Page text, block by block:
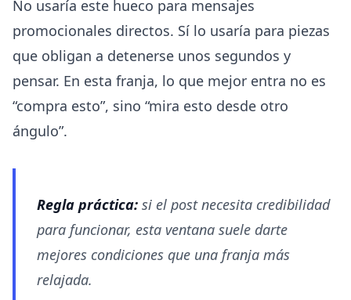
No usaría este hueco para mensajes
promocionales directos. Sí lo usaría para piezas
que obligan a detenerse unos segundos y
pensar. En esta franja, lo que mejor entra no es
“compra esto”, sino “mira esto desde otro
ángulo”.
Regla práctica: si el post necesita credibilidad
para funcionar, esta ventana suele darte
mejores condiciones que una franja más
relajada.